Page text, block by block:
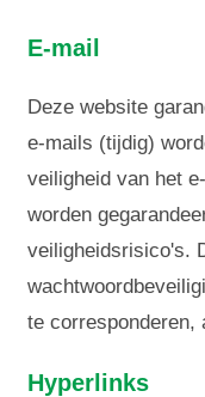
E-mail
Deze website
e-mails (tijdig)
veiligheid van het
worden
veiligheidsrisico's.
te corresponderen,
Hyperlinks